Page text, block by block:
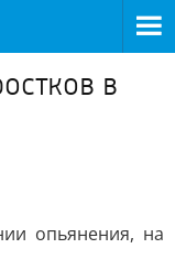
в
опьянения, на